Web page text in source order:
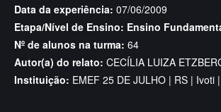
Data da experiência: 07/06/2009
Etapa/Nível de Ensino: Ensino
Nº de alunos na turma: 64
Autor(a) do relato: CECÍLIA LUIZA
Instituição: EMEF 25 DE JULHO | RS | Ivoti